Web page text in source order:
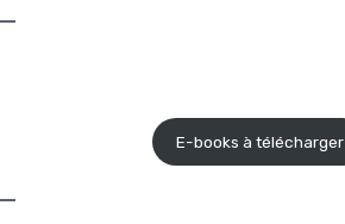
E-books à télécharger